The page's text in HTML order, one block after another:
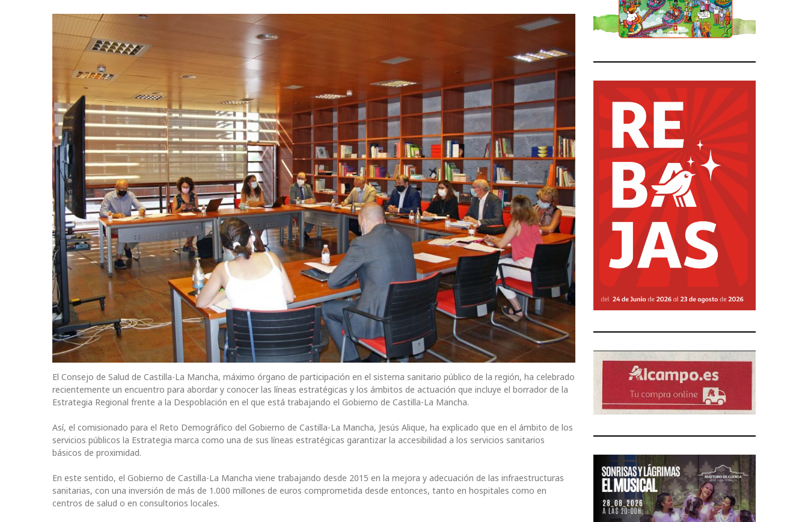
El Consejo de Salud de Castilla-La Mancha, máximo órgano de participación en el sistema sanitario público de la región, ha celebrado
recientemente un encuentro para abordar y conocer las líneas estratégicas y los ámbitos de actuación que incluye el borrador de la
Estrategia Regional frente a la Despoblación en el que está trabajando el Gobierno de Castilla-La Mancha.
Así, el comisionado para el Reto Demográfico del Gobierno de Castilla-La Mancha, Jesús Alique, ha explicado que en el ámbito de los
servicios públicos la Estrategia marca como una de sus líneas estratégicas garantizar la accesibilidad a los servicios sanitarios
básicos de proximidad.
En este sentido, el Gobierno de Castilla-La Mancha viene trabajando desde 2015 en la mejora y adecuación de las infraestructuras
sanitarias, con una inversión de más de 1.000 millones de euros comprometida desde entonces, tanto en hospitales como en
centros de salud o en consultorios locales.